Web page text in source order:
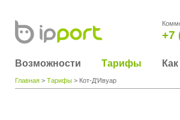
+7
Возможности Тарифы
Главная > Тарифы > Кот-Д'Ивуар